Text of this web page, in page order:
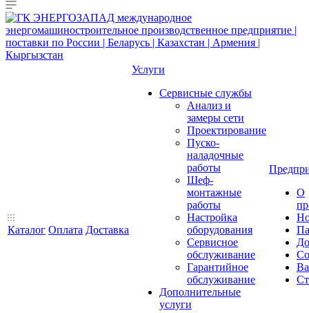
Каталог Оплата Доставка
Услуги
Сервисные службы
Анализ и
замеры сети
Проектирование
Пуско-
наладочные
работы
Шеф-
монтажные
работы
Настройка
оборудования
Сервисное
обслуживание
Гарантийное
обслуживание
Дополнительные
услуги
О